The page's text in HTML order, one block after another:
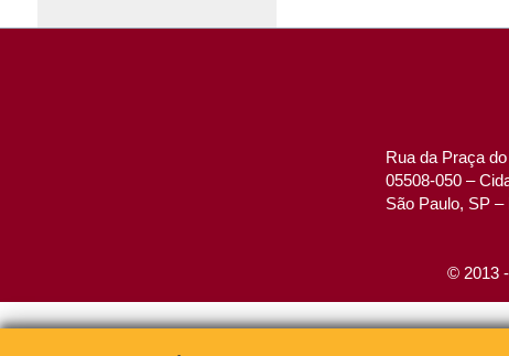
Rua da Praça
05508-050 –
São Paulo, SP –
© 2013